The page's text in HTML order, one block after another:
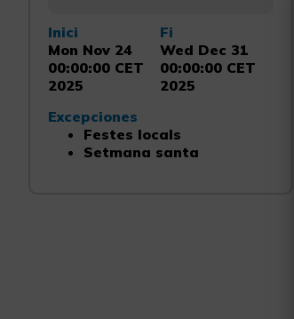
Inici
Mon Nov 24
00:00:00 CET
2025
Fi
Wed Dec 31
00:00:00 CET
2025
Excepciones
Festes locals
Setmana santa